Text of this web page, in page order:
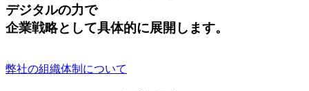
デジタルの力で
企業戦略として具体的に展開します。
弊社の組織体制について